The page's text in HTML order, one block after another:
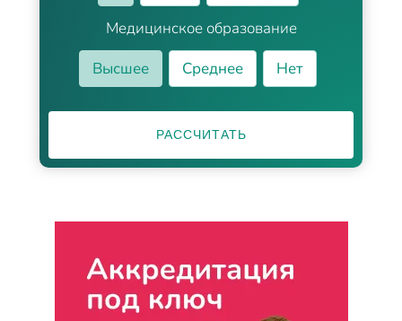
Медицинское образование
Высшее
Среднее Нет
РАССЧИТАТЬ